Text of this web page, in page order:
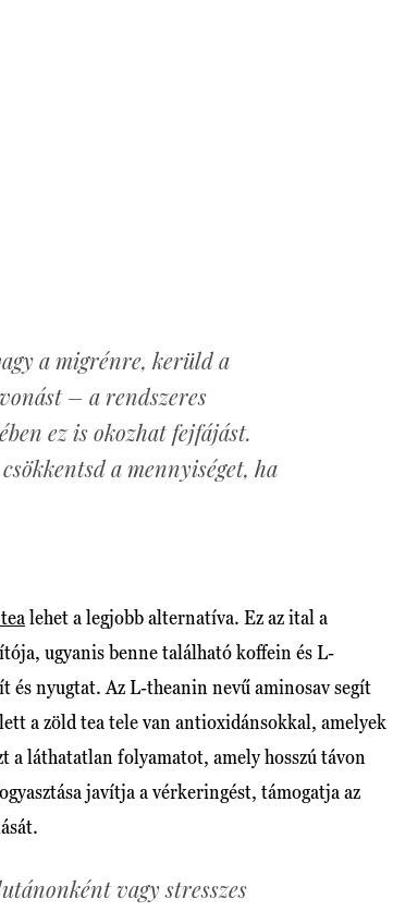
a migrénre, kerüld a
– a rendszeres
ez is okozhat fejfájást.
a mennyiséget, ha
lehet a legjobb alternatíva. Ez az ital a
ugyanis benne található koffein és L-
nyugtat. Az L-theanin nevű aminosav segít
a zöld tea tele van antioxidánsokkal, amelyek
a láthatatlan folyamatot, amely hosszú távon
javítja a vérkeringést, támogatja az
vagy stresszes